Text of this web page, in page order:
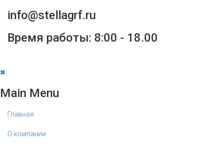
info@stellagrf.ru
Время работы: 8:00 - 18.00
Main Menu
Главная
О компании